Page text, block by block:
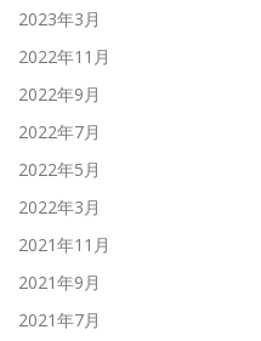
2023年3月
2022年11月
2022年9月
2022年7月
2022年5月
2022年3月
2021年11月
2021年9月
2021年7月